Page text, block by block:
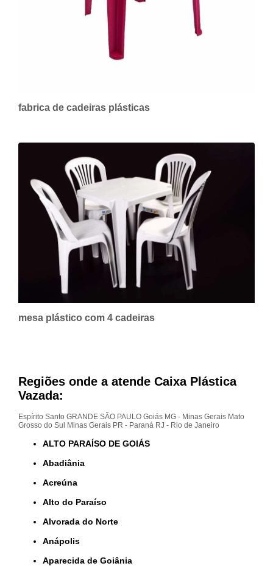
fabrica de cadeiras plásticas
mesa plástico com 4 cadeiras
Regiões onde a atende Caixa Plástica
Vazada:
Espírito Santo GRANDE SÃO PAULO Goiás MG - Minas Gerais Mato
Grosso do Sul Minas Gerais PR - Paraná RJ - Rio de Janeiro
ALTO PARAÍSO DE GOIÁS
Abadiânia
Acreúna
Alto do Paraíso
Alvorada do Norte
Anápolis
Aparecida de Goiânia